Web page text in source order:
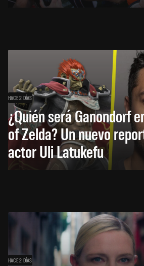
HACE 2 DÍAS
¿Quién será Ganondorf
of Zelda? Un nuevo
actor Uli Latukefu
HACE 2 DÍAS